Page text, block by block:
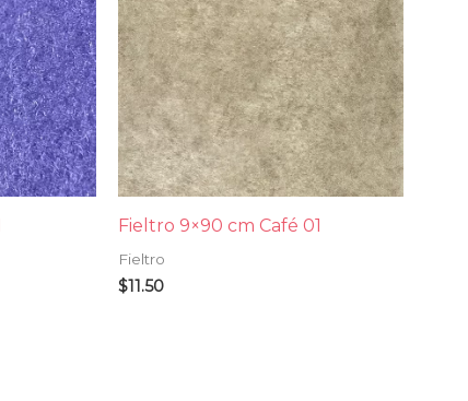
Fieltro 9×90 cm Café 01
Fieltro
$11.50